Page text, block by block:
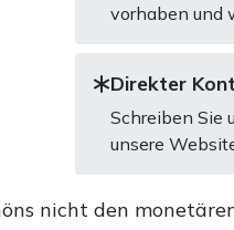
vorhaben und
Direkter
Schreiben Sie
unsere
nicht den